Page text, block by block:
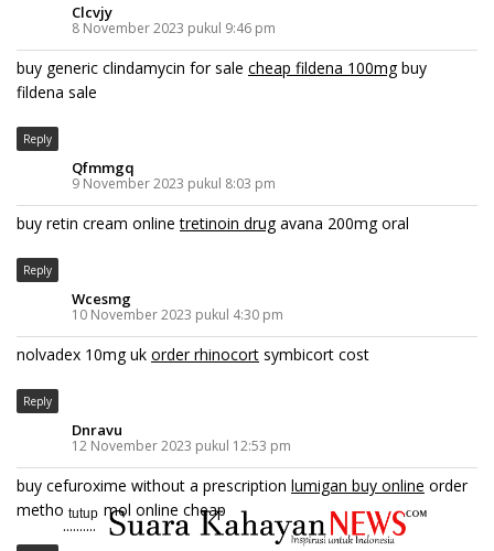
Clcvjy
8 November 2023 pukul 9:46 pm
buy generic clindamycin for sale cheap fildena 100mgbuy
fildena sale
Reply
Qfmmgq
9 November 2023 pukul 8:03 pm
buy retin cream onlinetretinoin drugavana 200mg oral
Reply
Wcesmg
10 November 2023 pukul 4:30 pm
nolvadex 10mg uk order rhinocort symbicort cost
Reply
Dnravu
12 November 2023 pukul 12:53 pm
buy cefuroxime without a prescription lumigan buy online order
methocarbamol online cheap
tutup
..........